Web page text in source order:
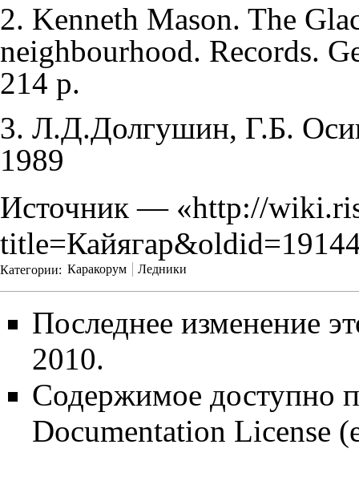
2. Kenneth Mason. The
neighbourhood. Records.
214 p.
3. Л.Д.Долгушин, Г.Б.
1989
Источник — «http://
Категории: Каракорум Ледники
Последнее изменение
2010.
Содержимое доступно
Documentation License